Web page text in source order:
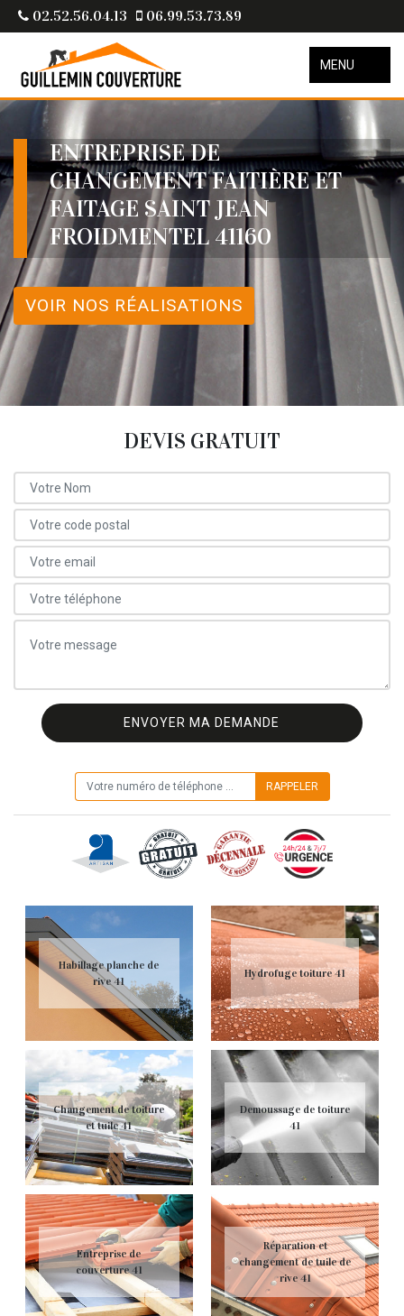
02.52.56.04.13 06.99.53.73.89
MENU
ENTREPRISE DE
CHANGEMENT FAITIÈRE ET
FAITAGE SAINT JEAN
FROIDMENTEL 41160
VOIR NOS RÉALISATIONS
DEVIS GRATUIT
Habillage planche de
rive 41
Hydrofuge toiture 41
Changement de toiture
et tuile 41
Demoussage de toiture
41
Entreprise de
couverture 41
Réparation et
changement de tuile de
rive 41